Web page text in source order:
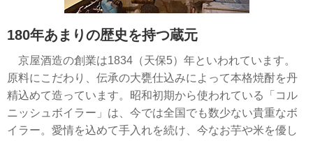
180年あまりの歴史を持つ蔵元
京屋酒造の創業は1834（天保5）年といわれています。
原料にこだわり、伝承の大甕仕込みによって本格焼酎を丹
精込めて造っています。昭和初期から使われている「コル
ニッシュボイラー」は、今では全国でも数少ない貴重なボ
イラー。愛情を込めて手入れを続け、今なお芋や米を優し